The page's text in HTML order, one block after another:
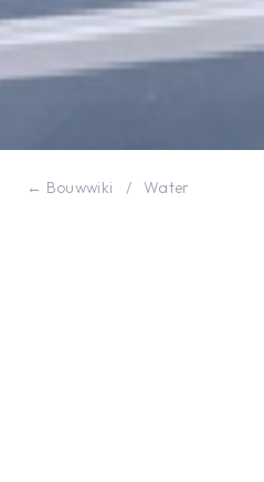
← Bouwwiki / Water